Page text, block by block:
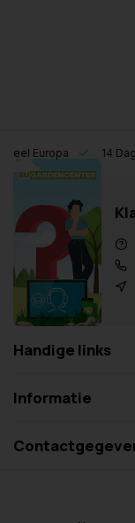
Europa 14 Dagen
Handige links
Informatie